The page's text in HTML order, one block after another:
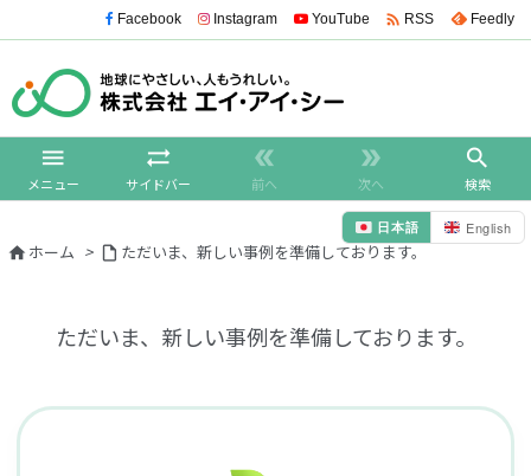

メニュー

サイドバー

前へ

次へ

検索
Facebook Instagram YouTube  RSS Feedly
 ホーム >  ただいま、新しい事例を準備しております。
ただいま、新しい事例を準備しております。
日本語 English